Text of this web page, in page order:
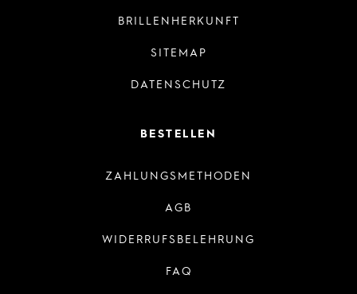
BRILLENHERKUNFT
SITEMAP
DATENSCHUTZ
BESTELLEN
ZAHLUNGSMETHODEN
AGB
WIDERRUFSBELEHRUNG
FAQ